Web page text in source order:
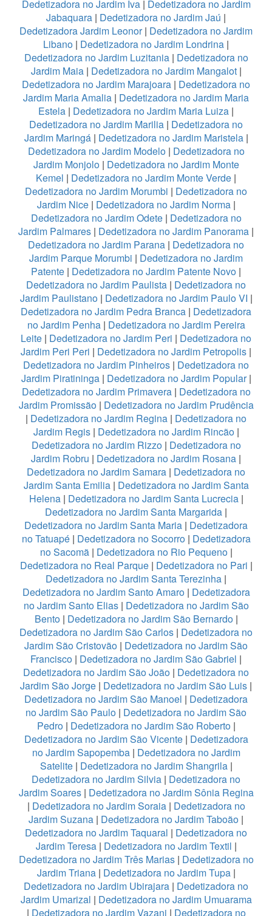
Dedetizadora no Jardim Iva| Dedetizadora no Jardim
Jabaquara | Dedetizadora no Jardim Jaú |
Dedetizadora Jardim Leonor| Dedetizadora no Jardim
Libano | Dedetizadora no Jardim Londrina |
Dedetizadora no Jardim Luzitania| Dedetizadora no
Jardim Maia| Dedetizadora no Jardim Mangalot|
Dedetizadora no Jardim Marajoara | Dedetizadora no
Jardim Maria Amalia | Dedetizadora no Jardim Maria
Estela | Dedetizadora no Jardim Maria Luiza |
Dedetizadora no Jardim Marilia | Dedetizadora no
Jardim Maringá| Dedetizadora no Jardim Maristela|
Dedetizadora no Jardim Modelo| Dedetizadora no
Jardim Monjolo| Dedetizadora no Jardim Monte
Kemel | Dedetizadora no Jardim Monte Verde |
Dedetizadora no Jardim Morumbi | Dedetizadora no
Jardim Nice| Dedetizadora no Jardim Norma|
Dedetizadora no Jardim Odete| Dedetizadora no
Jardim Palmares | Dedetizadora no Jardim Panorama |
Dedetizadora no Jardim Parana | Dedetizadora no
Jardim Parque Morumbi | Dedetizadora no Jardim
Patente | Dedetizadora no Jardim Patente Novo |
Dedetizadora no Jardim Paulista | Dedetizadora no
Jardim Paulistano| Dedetizadora no Jardim Paulo VI |
Dedetizadora no Jardim Pedra Branca | Dedetizadora
no Jardim Penha| Dedetizadora no Jardim Pereira
Leite | Dedetizadora no Jardim Peri | Dedetizadora no
Jardim Peri Peri | Dedetizadora no Jardim Petropolis |
Dedetizadora no Jardim Pinheiros | Dedetizadora no
Jardim Piratininga| Dedetizadora no Jardim Popular|
Dedetizadora no Jardim Primavera| Dedetizadora no
Jardim Promissão| Dedetizadora no Jardim Prudência
| Dedetizadora no Jardim Regina | Dedetizadora no
Jardim Regis| Dedetizadora no Jardim Rincão|
Dedetizadora no Jardim Rizzo| Dedetizadora no
Jardim Robru | Dedetizadora no Jardim Rosana |
Dedetizadora no Jardim Samara | Dedetizadora no
Jardim Santa Emilia| Dedetizadora no Jardim Santa
Helena| Dedetizadora no Jardim Santa Lucrecia|
Dedetizadora no Jardim Santa Margarida |
Dedetizadora no Jardim Santa Maria | Dedetizadora
no Tatuapé| Dedetizadora no Socorro| Dedetizadora
no Sacomã| Dedetizadora no Rio Pequeno|
Dedetizadora no Real Parque| Dedetizadora no Pari |
Dedetizadora no Jardim Santa Terezinha |
Dedetizadora no Jardim Santo Amaro| Dedetizadora
no Jardim Santo Elias| Dedetizadora no Jardim São
Bento| Dedetizadora no Jardim São Bernardo|
Dedetizadora no Jardim São Carlos | Dedetizadora no
Jardim São Cristovão | Dedetizadora no Jardim São
Francisco | Dedetizadora no Jardim São Gabriel |
Dedetizadora no Jardim São João | Dedetizadora no
Jardim São Jorge | Dedetizadora no Jardim São Luis |
Dedetizadora no Jardim São Manoel | Dedetizadora
no Jardim São Paulo | Dedetizadora no Jardim São
Pedro| Dedetizadora no Jardim São Roberto|
Dedetizadora no Jardim São Vicente| Dedetizadora
no Jardim Sapopemba| Dedetizadora no Jardim
Satelite| Dedetizadora no Jardim Shangrila|
Dedetizadora no Jardim Silvia | Dedetizadora no
Jardim Soares| Dedetizadora no Jardim Sônia Regina
| Dedetizadora no Jardim Soraia| Dedetizadora no
Jardim Suzana | Dedetizadora no Jardim Taboão |
Dedetizadora no Jardim Taquaral | Dedetizadora no
Jardim Teresa| Dedetizadora no Jardim Textil |
Dedetizadora no Jardim Três Marias| Dedetizadora no
Jardim Triana| Dedetizadora no Jardim Tupa|
Dedetizadora no Jardim Ubirajara | Dedetizadora no
Jardim Umarizal | Dedetizadora no Jardim Umuarama
| Dedetizadora no Jardim Vazani | Dedetizadora no